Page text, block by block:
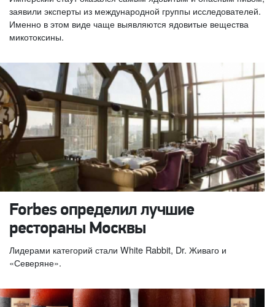
заявили эксперты из международной группы исследователей.
Именно в этом виде чаще выявляются ядовитые вещества
микотоксины.
Forbes определил лучшие
рестораны Москвы
Лидерами категорий стали White Rabbit, Dr. Живаго и
«Северяне».